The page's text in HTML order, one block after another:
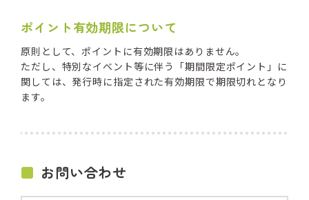
ポイント有効期限について
原則として、ポイントに有効期限はありません。
ただし、特別なイベント等に伴う「期間限定ポイント」に
関しては、発行時に指定された有効期限で期限切れとなり
ます。
お問い合わせ